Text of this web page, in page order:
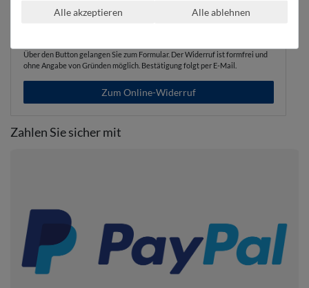
Über den Button gelangen Sie zum Formular. Der Widerruf ist formfrei und
ohne Angabe von Gründen möglich. Bestätigung folgt per E-Mail.
Zum Online-Widerruf
Zahlen Sie sicher mit
Alle akzeptieren Alle ablehnen